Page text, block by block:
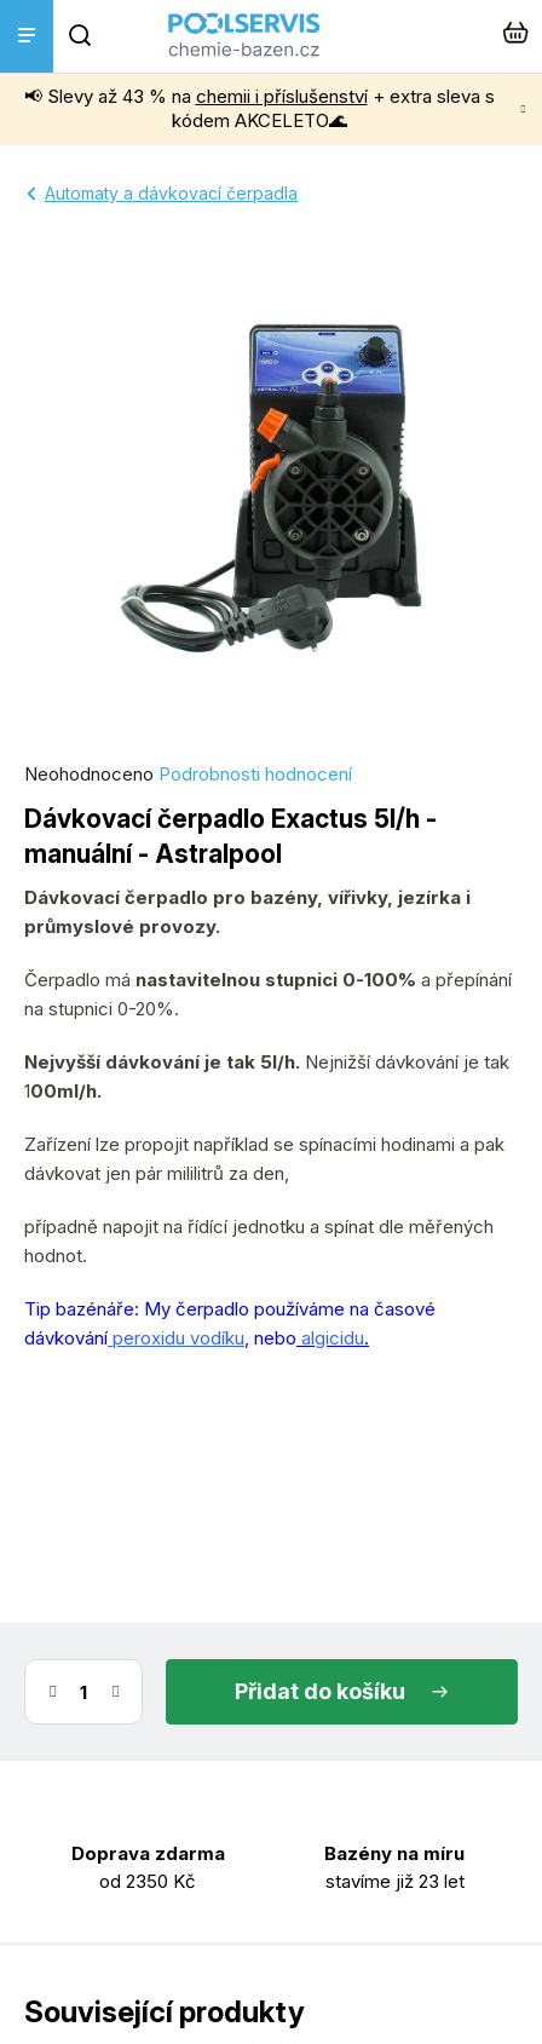
obsah
📢 Slevy až 43 % na chemii i příslušenství+ extra sleva s
kódem AKCELETO🌊
Bazénová chemie
Automaty a dávkovací čerpadla
Dávkovací čerpadlo Exactus 5l/h -
manuální - Astralpool
Průměrné
hodnocení
produktu
je
0,0
z
hvězdiček.
Neohodnoceno Podrobnosti hodnocení
Dávkovací čerpadlo pro bazény, vířivky, jezírka i
průmyslové provozy.
Čerpadlo má nastavitelnou stupnici 0-100% a přepínání
na stupnici 0-20%.
Nejvyšší dávkování je tak 5l/h. Nejnižší dávkování je tak
100ml/h.
Zařízení lze propojit například se spínacími hodinami a pak
dávkovat jen pár mililitrů za den,
případně napojit na řídící jednotku a spínat dle měřených
hodnot.
Tip bazénáře: My čerpadlo používáme na časové
dávkování peroxidu vodíku, nebo algicidu.
do košíku
Doprava zdarma
od 2350 Kč
Bazény na míru
stavíme již 23 let
Související produkty